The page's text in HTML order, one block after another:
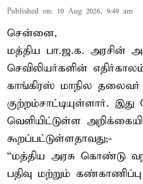
Published on: 10 Aug 2026, 9:49 am
சென்னை,
மத்திய பா.ஜ.க. அரசின்
செவிலியர்களின்
காங்கிரஸ் மாநில தலைவர்
குற்றம்சாட்டியுள்ளார்.
வெளியிட்டுள்ள
கூறப்பட்டுள்ளதாவது;-
“மத்திய அரசு கொண்டு
பதிவு மற்றும்